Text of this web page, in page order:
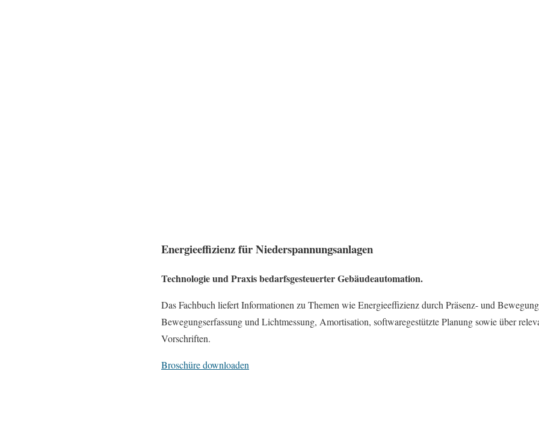
Energieeffizienz für Niederspannungsanlagen
Technologie und Praxis bedarfsgesteuerter Gebäudeautomation.
Das Fachbuch liefert Informationen zu Themen wie Energieeffizienz durch Präsenz- und
Bewegungserfassung und Lichtmessung, Amortisation, softwaregestützte Planung sowie über
Vorschriften.
Broschüre downloaden